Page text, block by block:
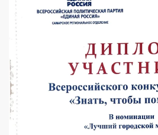
УВЕЛИЧИТЬ